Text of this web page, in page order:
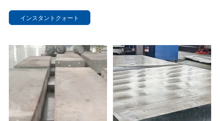
インスタントクォート